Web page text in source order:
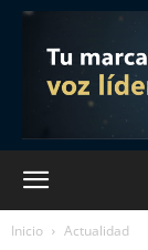
Inicio Actualidad